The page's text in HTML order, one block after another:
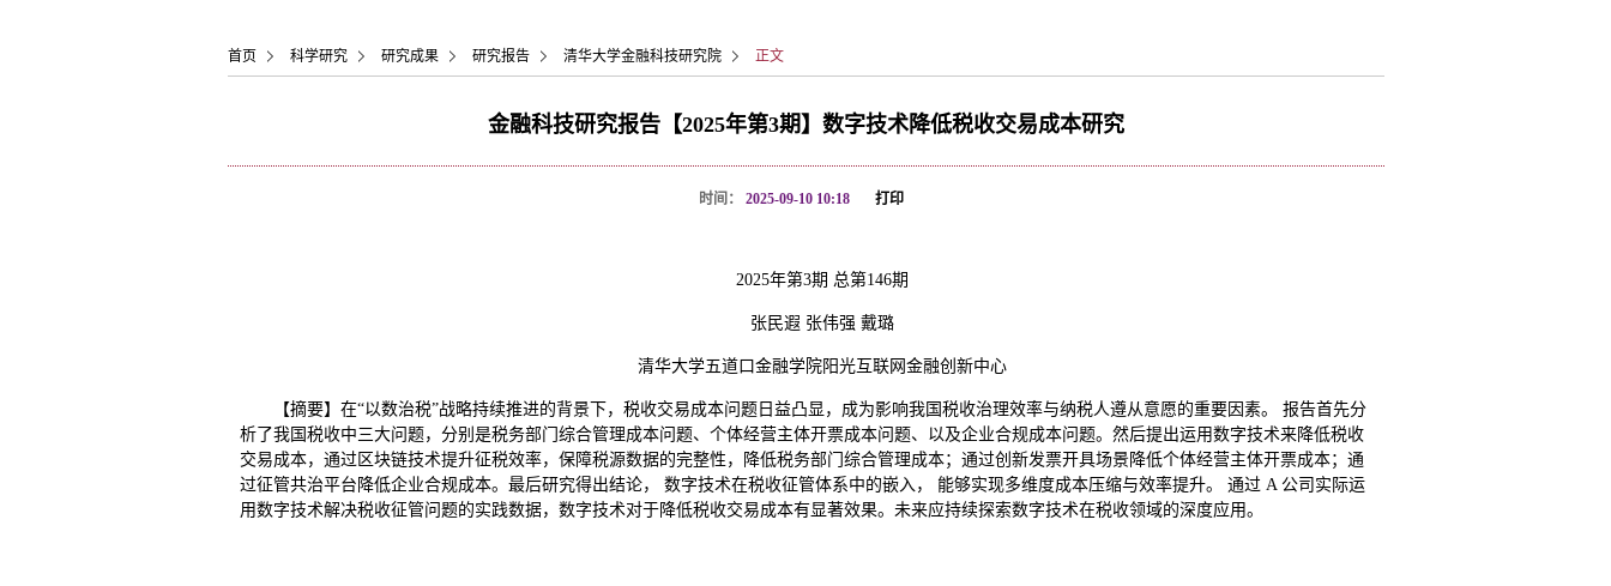
首页 科学研究 研究成果 研究报告 清华大学金融科技研究院 正文
金融科技研究报告【2025年第3期】数字技术降低税收交易成本研究
时间： 2025-09-10 10:18 打印
2025年第3期 总第146期
张民遐 张伟强 戴璐
清华大学五道口金融学院阳光互联网金融创新中心
【摘要】在“以数治税”战略持续推进的背景下，税收交易成本问题日益凸显，成为影响我国税收治理效率与纳税人遵从意愿的重要因素。 报告首先分
析了我国税收中三大问题，分别是税务部门综合管理成本问题、个体经营主体开票成本问题、以及企业合规成本问题。然后提出运用数字技术来降低税收
交易成本，通过区块链技术提升征税效率，保障税源数据的完整性，降低税务部门综合管理成本；通过创新发票开具场景降低个体经营主体开票成本；通
过征管共治平台降低企业合规成本。最后研究得出结论， 数字技术在税收征管体系中的嵌入， 能够实现多维度成本压缩与效率提升。 通过 A 公司实际运
用数字技术解决税收征管问题的实践数据，数字技术对于降低税收交易成本有显著效果。未来应持续探索数字技术在税收领域的深度应用。